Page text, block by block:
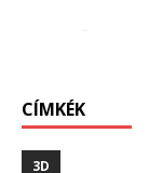
CÍMKÉK
3D